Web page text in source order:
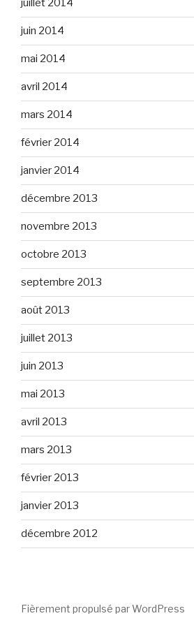
juillet 2014
juin 2014
mai 2014
avril 2014
mars 2014
février 2014
janvier 2014
décembre 2013
novembre 2013
octobre 2013
septembre 2013
août 2013
juillet 2013
juin 2013
mai 2013
avril 2013
mars 2013
février 2013
janvier 2013
décembre 2012
Fièrement propulsé par WordPress